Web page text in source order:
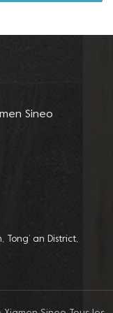
tout en le gardant
isolées, que vous
de votre vie,
à rester propre,
Améliorez votre
Sineo
Tong’ an District,